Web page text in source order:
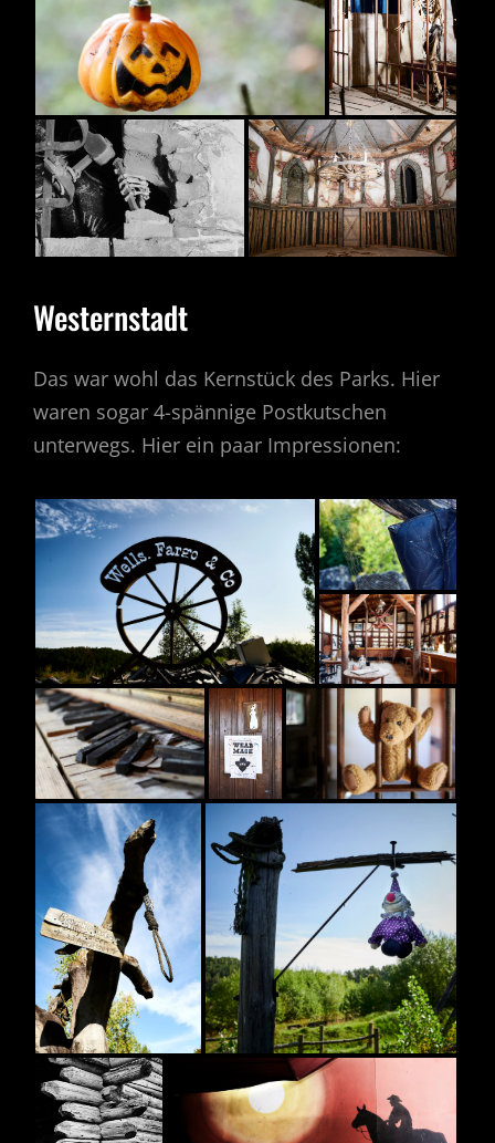
Westernstadt
Das war wohl das Kernstück des Parks. Hier
waren sogar 4-spännige Postkutschen
unterwegs. Hier ein paar Impressionen: